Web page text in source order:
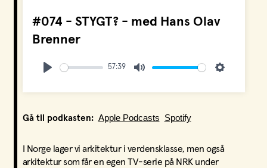
#074 - STYGT? - med Hans Olav
Brenner
57:39
Gå til podkasten: Apple Podcasts Spotify
I Norge lager vi arkitektur i verdensklasse, men også
arkitektur som får en egen TV-serie på NRK under